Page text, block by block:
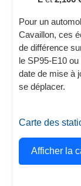
Pour un
Cavaillon, ces
de différence
le SP95-E10
date de mise à
se déplacer.
Carte des
Afficher la